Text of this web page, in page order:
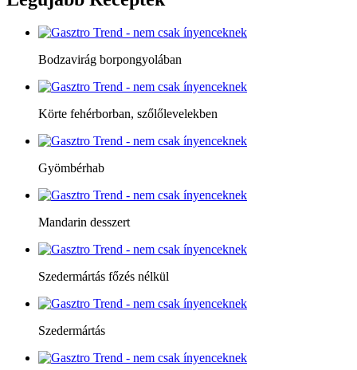
Bodzavirág borpongyolában
Körte fehérborban, szőlőlevelekben
Gyömbérhab
Mandarin desszert
Szedermártás főzés nélkül
Szedermártás